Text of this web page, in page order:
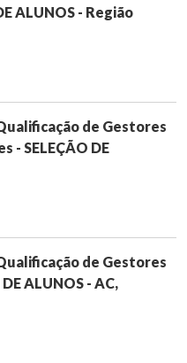
ALUNOS - Região
de Gestores
- SELEÇÃO DE
de Gestores
ALUNOS - AC,